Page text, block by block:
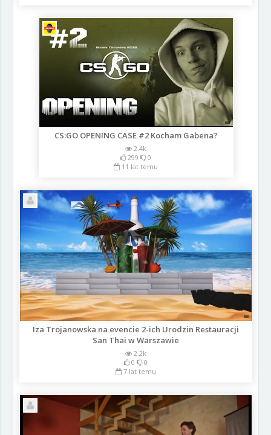
CS:GO OPENING CASE #2 Kocham Gabena?
2.4k
299
0
11 lat temu
Iza Trojanowska na evencie 2-ich Urodzin Restauracji
San Thai w Warszawie
2.2k
0
0
7 lat temu